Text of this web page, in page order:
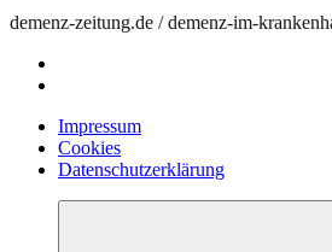
demenz-zeitung.de / demenz-im-
Impressum
Cookies
Datenschutzerklärung